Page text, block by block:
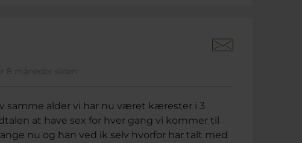
8 måneder siden
samme alder vi har nu været kærester i 3
at have sex for hver gang vi kommer til
nu og han ved ik selv hvorfor har talt med